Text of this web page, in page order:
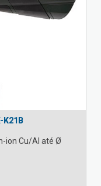
K21B
ion Cu/Al até Ø